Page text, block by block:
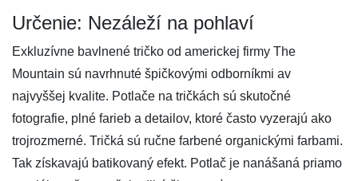
Určenie: Nezáleží na pohlaví
Exkluzívne bavlnené tričko od americkej firmy The
Mountain sú navrhnuté špičkovými odborníkmi av
najvyššej kvalite. Potlače na tričkách sú skutočné
fotografie, plné farieb a detailov, ktoré často vyzerajú ako
trojrozmerné. Tričká sú ručne farbené organickými farbami.
Tak získavajú batikovaný efekt. Potlač je nanášaná priamo